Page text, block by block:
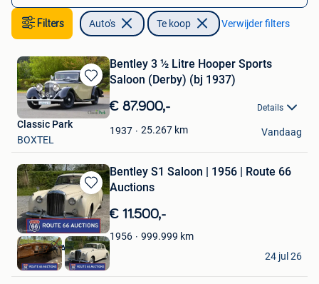
Filters Auto's Te koop Verwijder filters
Bewaren
in
Mijn
Favorieten
Bentley 3 ½ Litre Hooper Sports
Saloon (Derby) (bj 1937)
€ 87.900,- Details
1937 25.267 km
Classic Park
BOXTEL
Vandaag
Bewaren
in
Mijn
Favorieten
Bentley S1 Saloon | 1956 | Route 66
Auctions
€ 11.500,-
1956 999.999 km
Route 66 Auctions
Waalwijk
24 jul 26